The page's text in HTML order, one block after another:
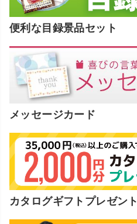
便利な目録景品セット
メッセージカード
カタログギフトプレゼント